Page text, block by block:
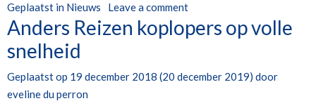
Geplaatst in Nieuws Leave a comment
Anders Reizen koplopers op volle
snelheid
Geplaatst op 19 december 2018 (20 december 2019) door
eveline du perron